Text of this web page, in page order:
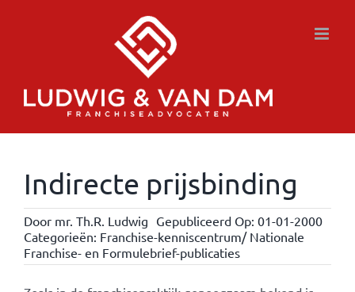
Indirecte prijsbinding
Door mr. Th.R. Ludwig Gepubliceerd Op: 01-01-2000
Categorieën: Franchise-kenniscentrum/ Nationale
Franchise- en Formulebrief-publicaties